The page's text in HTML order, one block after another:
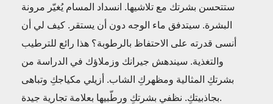
ستتحسن بشرتك مع تلاشيها. انسداد المسام يُغيّر مرونة
البشرة. سيتدفق ماء الوجه دون أن يستقر. كيف لي أن
أنسى قدرته على الاحتفاظ بالرطوبة؟ هذا رائع للترطيب
والتغذية. سيندهش جيرانك وزملاؤك في الدراسة من
بشرتكِ المثالية ومظهركِ الشاب. أزيلي مكياجكِ وتباهى
بجاذبيتكِ. نظفي بشرتكِ ورطّبيها بعلامة تجارية جيدة.